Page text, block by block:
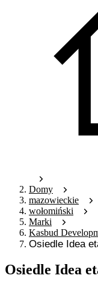
Domy
mazowieckie
wołomiński
Marki
Kasbud
Osiedle Idea
Osiedle Idea